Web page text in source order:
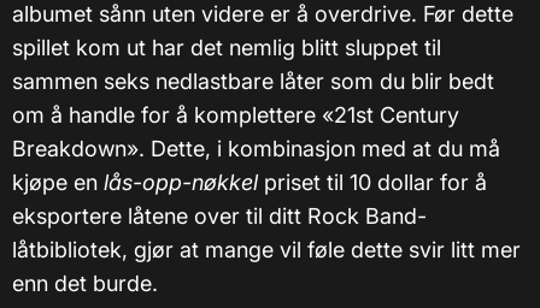
albumet sånn uten videre er å overdrive. Før dette
spillet kom ut har det nemlig blitt sluppet til
sammen seks nedlastbare låter som du blir bedt
om å handle for å komplettere «21st Century
Breakdown». Dette, i kombinasjon med at du må
kjøpe en lås-opp-nøkkelpriset til 10 dollar for å
eksportere låtene over til ditt Rock Band-
låtbibliotek, gjør at mange vil føle dette svir litt mer
enn det burde.